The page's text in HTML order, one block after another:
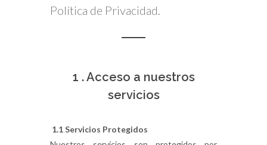
Política de Privacidad.
1 . Acceso a nuestros
servicios
1.1 Servicios Protegidos